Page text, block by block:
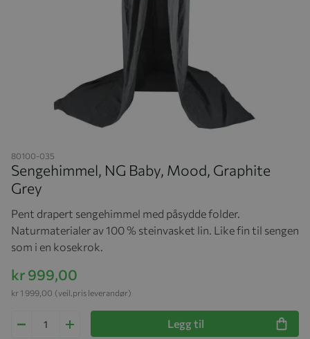
80100-035
Sengehimmel, NG Baby, Mood, Graphite
Grey
Pent drapert sengehimmel med påsydde folder.
Naturmaterialer av 100 % steinvasket lin. Like fin til sengen
som i en kosekrok.
kr 999,00
(veil.pris leverandør)
kr 1 999,00
Legg til